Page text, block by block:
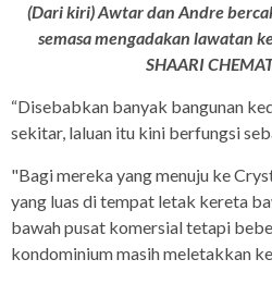
(Dari kiri) Awtar dan Andre
semasa mengadakan lawatan
SHAARI
“Disebabkan banyak bangunan
sekitar, laluan itu kini berfungsi
"Bagi mereka yang menuju ke
yang luas di tempat letak kereta
bawah pusat komersial tetapi
kondominium masih meletakkan